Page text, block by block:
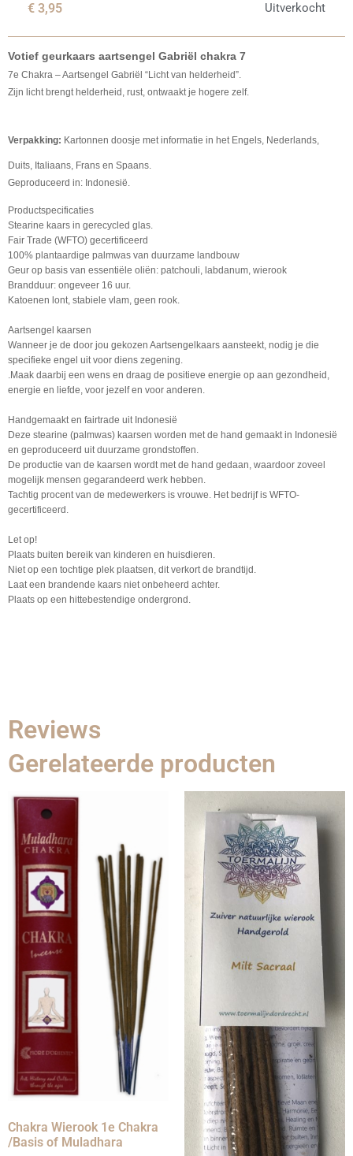
€ 3,95 Uitverkocht
Votief geurkaars aartsengel Gabriël chakra 7
7e Chakra – Aartsengel Gabriël “Licht van helderheid”.
Zijn licht brengt helderheid, rust, ontwaakt je hogere zelf.
Verpakking: Kartonnen doosje met informatie in het Engels, Nederlands,
Duits, Italiaans, Frans en Spaans.
Geproduceerd in: Indonesië.
Productspecificaties
Stearine kaars in gerecycled glas.
Fair Trade (WFTO) gecertificeerd
100% plantaardige palmwas van duurzame landbouw
Geur op basis van essentiële oliën: patchouli, labdanum, wierook
Brandduur: ongeveer 16 uur.
Katoenen lont, stabiele vlam, geen rook.
Aartsengel kaarsen
Wanneer je de door jou gekozen Aartsengelkaars aansteekt, nodig je die
specifieke engel uit voor diens zegening.
.Maak daarbij een wens en draag de positieve energie op aan gezondheid,
energie en liefde, voor jezelf en voor anderen.
Handgemaakt en fairtrade uit Indonesië
Deze stearine (palmwas) kaarsen worden met de hand gemaakt in Indonesië
en geproduceerd uit duurzame grondstoffen.
De productie van de kaarsen wordt met de hand gedaan, waardoor zoveel
mogelijk mensen gegarandeerd werk hebben.
Tachtig procent van de medewerkers is vrouwe. Het bedrijf is WFTO-
gecertificeerd.
Let op!
Plaats buiten bereik van kinderen en huisdieren.
Niet op een tochtige plek plaatsen, dit verkort de brandtijd.
Laat een brandende kaars niet onbeheerd achter.
Plaats op een hittebestendige ondergrond.
Reviews
Gerelateerde producten
Chakra Wierook 1e Chakra
/Basis of Muladhara